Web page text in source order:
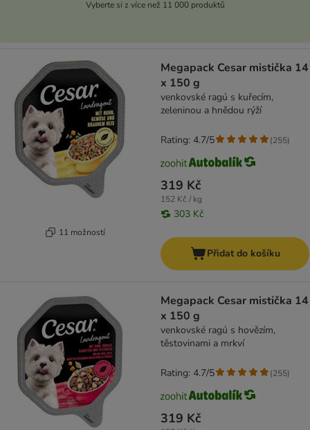
Vyberte si z více než 11 000 produktů
11 možností
Megapack Cesar mistička 14
x 150 g
venkovské ragú s kuřecím,
zeleninou a hnědou rýží
319 Kč
152 Kč / kg
303 Kč
Rating: 4.7/5 (255)
Přidat do košíku
Megapack Cesar mistička 14
x 150 g
venkovské ragú s hovězím,
těstovinami a mrkví
319 Kč
Rating: 4.7/5 (255)